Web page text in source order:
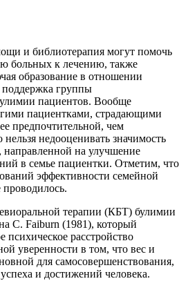
и библиотерапия могут помочь
больных к лечению, также
образование в отношении
группы
пациентов. Вообще
пациентками, страдающими
предпочтительной, чем
недооценивать значимость
направленной на улучшение
в семье пациентки. Отметим, что
эффективности семейной
терапии (КБТ) булимии
C. Faiburn (1981), который
расстройство
уверенности в том, что вес и
для самосовершенствования,
и достижений человека.